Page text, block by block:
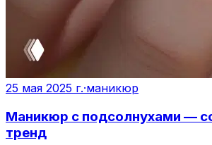
25 мая 2025 г.·маникюр
Маникюр с подсолнухами —
тренд